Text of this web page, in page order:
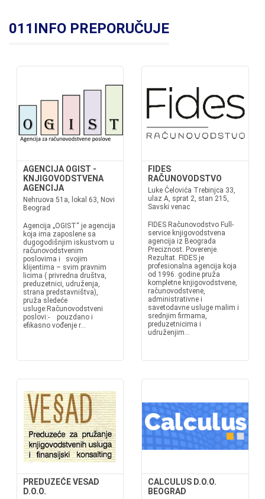
011INFO PREPORUČUJE
AGENCIJA OGIST -
KNJIGOVODSTVENA
AGENCIJA
Nehruova 51a, lokal 63, Novi
Beograd
Agencija „OGIST“ je agencija
koja ima zaposlene sa
dugogodišnjim iskustvom u
računovodstvenim
poslovima i svojim
klijentima – svim pravnim
licima ( privredna društva,
preduzetnici, udruženja,
strana predstavništva),
pruža sledeće
usluge:Računovodstveni
poslovi:- pouzdano i
efikasno vođenje r...
FIDES
RAČUNOVODSTVO
Luke Ćelovića Trebinjca 33,
ulaz A, sprat 2, stan 215,
Savski venac
FIDES Računovodstvo Full-
service knjigovodstvena
agencija iz Beograda
Preciznost. Poverenje.
Rezultat. FIDES je
profesionalna agencija koja
od 1996. godine pruža
kompletne knjigovodstvene,
računovodstvene,
administrativne i
savetodavne usluge malim i
srednjim firmama,
preduzetnicima i
udruženjim...
PREDUZEĆE VESAD
D.O.O.
CALCULUS D.O.O.
BEOGRAD